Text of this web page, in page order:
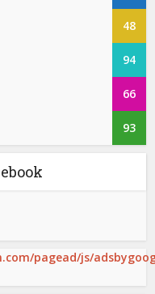
48
94
66
93
pagead/js/